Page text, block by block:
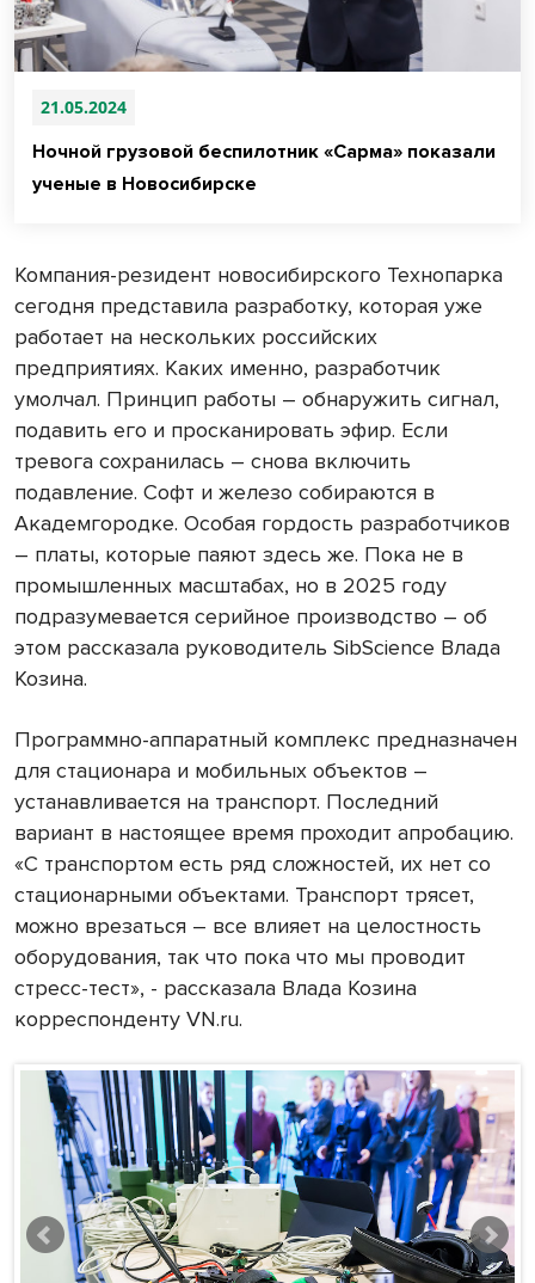
21.05.2024
Ночной грузовой беспилотник «Сарма» показали
ученые в Новосибирске
Компания-резидент новосибирского Технопарка
сегодня представила разработку, которая уже
работает на нескольких российских
предприятиях. Каких именно, разработчик
умолчал. Принцип работы – обнаружить сигнал,
подавить его и просканировать эфир. Если
тревога сохранилась – снова включить
подавление. Софт и железо собираются в
Академгородке. Особая гордость разработчиков
– платы, которые паяют здесь же. Пока не в
промышленных масштабах, но в 2025 году
подразумевается серийное производство – об
этом рассказала руководитель SibScience Влада
Козина.
Программно-аппаратный комплекс предназначен
для стационара и мобильных объектов –
устанавливается на транспорт. Последний
вариант в настоящее время проходит апробацию.
«С транспортом есть ряд сложностей, их нет со
стационарными объектами. Транспорт трясет,
можно врезаться – все влияет на целостность
оборудования, так что пока что мы проводит
стресс-тест», - рассказала Влада Козина
корреспонденту VN.ru.